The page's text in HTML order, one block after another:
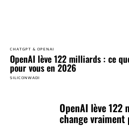
CHATGPT & OPENAI
OpenAI lève 122 milliards : ce
pour vous en 2026
SILICONWADI
OpenAI lève 122
change vraiment